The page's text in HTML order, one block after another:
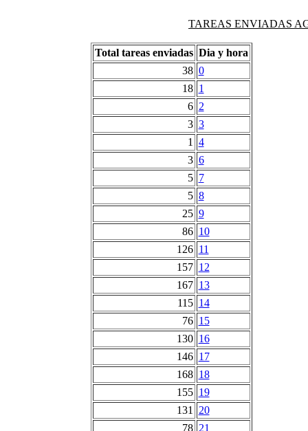
TAREAS ENVIADAS
Total tareas enviadas Dia y hora
38 0
18 1
6 2
3 3
1
4
3 6
5 7
5 8
25 9
86 10
126 11
157 12
167 13
115 14
76 15
130 16
146 17
168 18
155 19
131
20
78 21